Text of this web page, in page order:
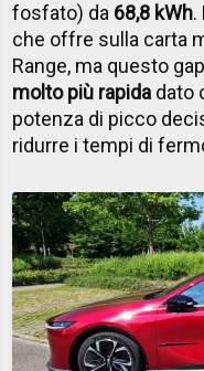
fosfato) da 68,8 kWh.
che offre sulla carta
Range, ma questo
molto più rapida dato
potenza di picco
ridurre i tempi di